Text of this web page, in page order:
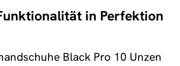
in Perfektion
Black Pro 10 Unzen